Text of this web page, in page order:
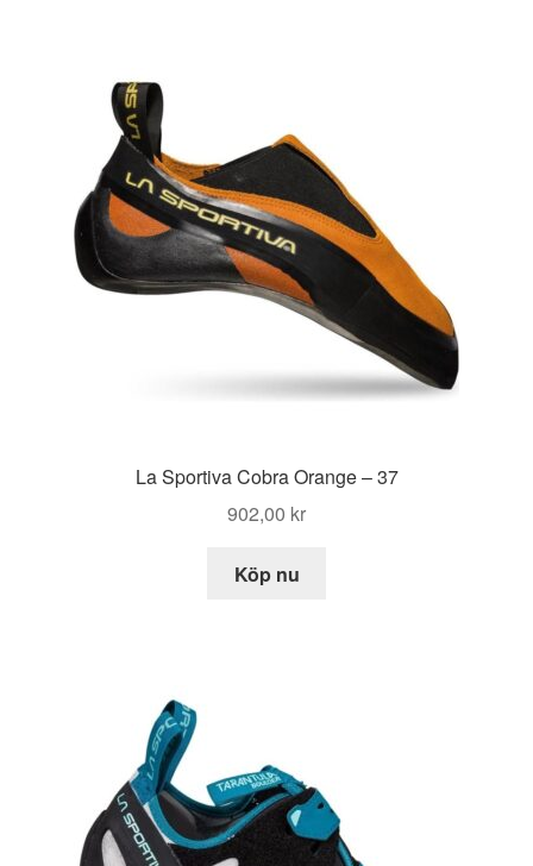
La Sportiva Cobra Orange – 37
902,00 kr
Köp nu